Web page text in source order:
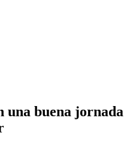
una buena jornada